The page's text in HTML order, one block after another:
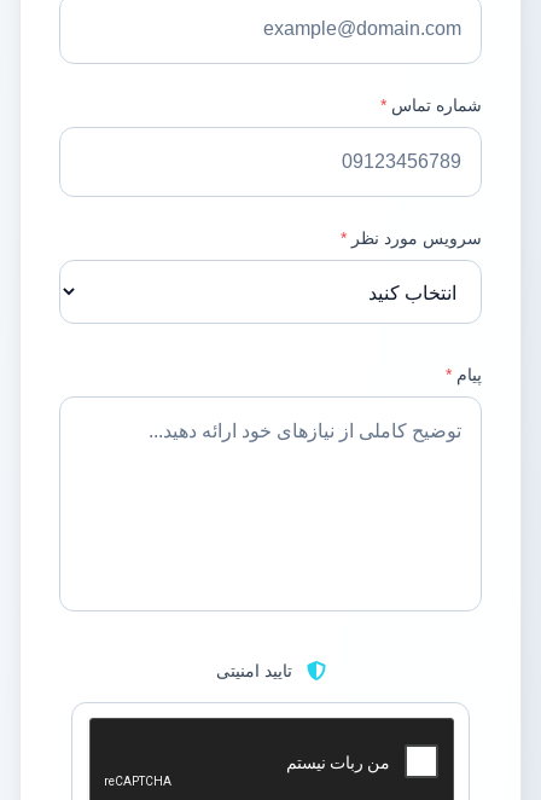
شماره تماس *
سرویس مورد نظر *
پیام *
تایید امنیتی